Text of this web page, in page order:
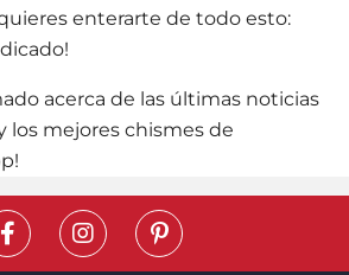
enterarte de todo esto:
acerca de las últimas noticias
los mejores chismes de